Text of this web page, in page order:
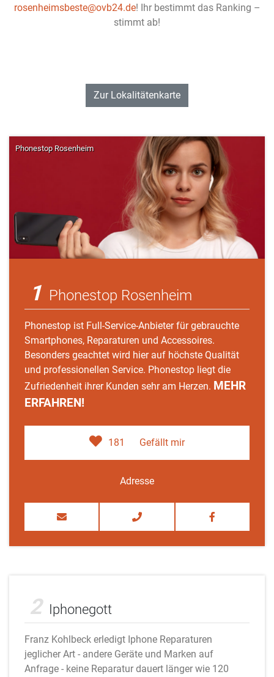
rosenheimsbeste@ovb24.de! Ihr bestimmt das Ranking –
stimmt ab!
Zur Lokalitätenkarte
Phonestop Rosenheim
1 Phonestop Rosenheim
Phonestop ist Full-Service-Anbieter für gebrauchte
Smartphones, Reparaturen und Accessoires.
Besonders geachtet wird hier auf höchste Qualität
und professionellen Service. Phonestop liegt die
Zufriedenheit ihrer Kunden sehr am Herzen. MEHR
ERFAHREN!
181 Gefällt mir
Adresse
2 Iphonegott
Franz Kohlbeck erledigt Iphone Reparaturen
jeglicher Art - andere Geräte und Marken auf
Anfrage - keine Reparatur dauert länger wie 120